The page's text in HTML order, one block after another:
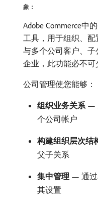
象：
Adobe Commerce中
工具，用于组织、配
与多个公司客户、
企业，此功能必不可
公司管理使您能够：
组织业务关系—
个公司帐户
构建组织层次结
父子关系
集中管理 — 通过
其设置